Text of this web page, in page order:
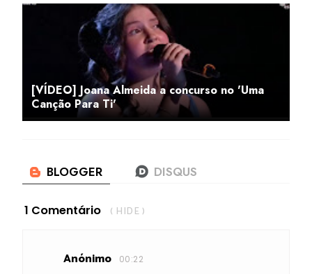
[VÍDEO] Joana Almeida a concurso no 'Uma
Canção Para Ti'
1 Comentário ( HIDE )
Anónimo 00:22